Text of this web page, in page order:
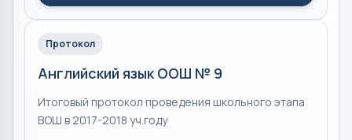
Протокол
Английский язык ООШ № 9
Итоговый протокол проведения школьного этапа
ВОШ в 2017-2018 уч.году